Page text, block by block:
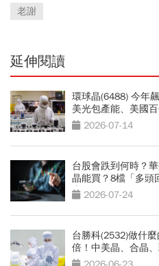
老謝
延伸閱讀
環球晶(6488) 今年
美光包產能、美國
2026-07-14
台股會跌到何時？
晶能買？8檔「多頭
光 2026-07-24
台勝科(2532)做什
倍！中美晶、合晶
漲？